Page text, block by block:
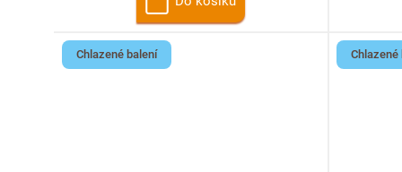
Chlazené balení Chlazené